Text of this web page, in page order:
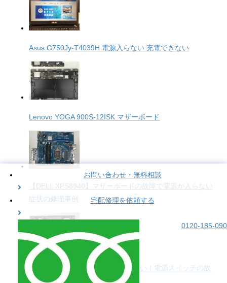
Asus G750Jy-T4039H 電源入らない 充電できない
Lenovo YOGA 900S-12ISK マザーボード
【DELL XPS8940】マザーボードの故障で電源が入らない
症状の修理事例
【HP Spectre x360】電源が入らない！電源スイッチの故
障の交換修理事例
お問い合わせ・無料相談
宅配修理を依頼する
0120-185-090